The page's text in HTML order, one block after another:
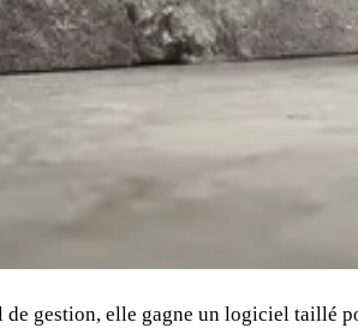
gestion, elle gagne un logiciel taillé